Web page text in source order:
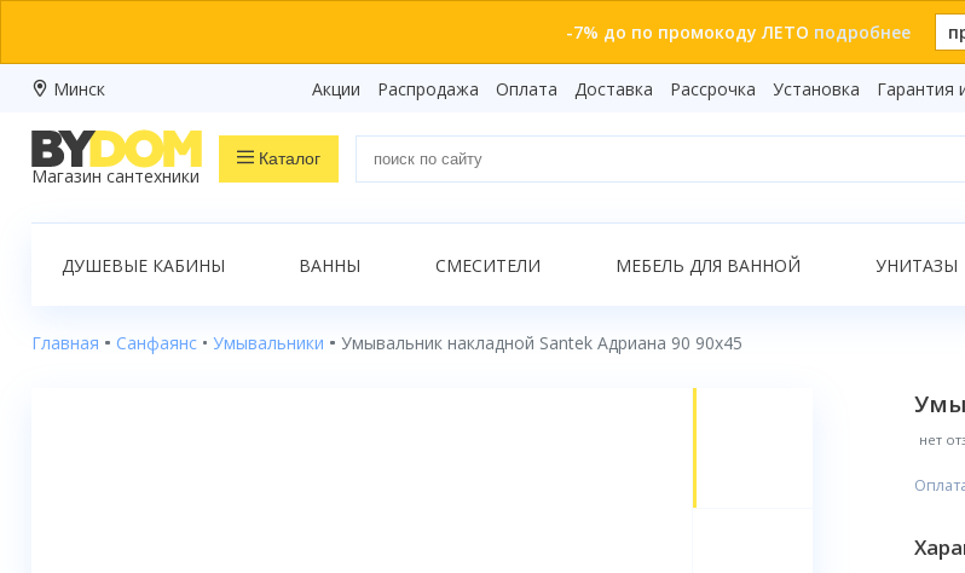
-7% до по промокоду ЛЕТО подробнее
Минск Акции Распродажа Оплата Доставка Рассрочка Установка Гарантия
Магазин сантехники
Каталог
Показать все результаты
Распродажа
Ванны
ДУШЕВЫЕ КАБИНЫ ВАННЫ СМЕСИТЕЛИ МЕБЕЛЬ ДЛЯ ВАННОЙ УНИТАЗЫ
Главная Санфаянс Умывальники Умывальник накладной Santek Адриана 90 90x45
нет